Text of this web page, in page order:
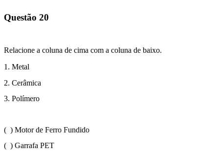
Questão 20
Relacione a coluna de cima com a coluna de baixo.
1. Metal
2. Cerâmica
3. Polímero
( ) Motor de Ferro Fundido
( ) Garrafa PET